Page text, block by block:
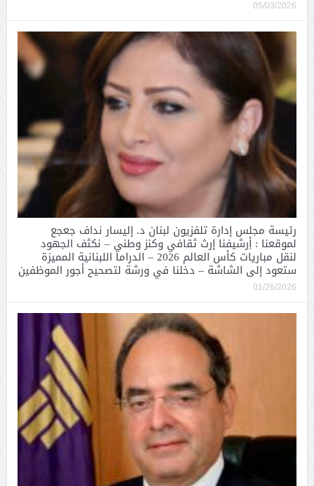
05/03/2026
رئيسة مجلس إدارة تلفزيون لبنان د. إليسار نداف جعجع
لموقعنا : أِرشيفنا إرث ثقافي وكنز وطني – نكثف الجهود
لنقل مباريات كأس العالم 2026 – الدراما اللبنانية المميزة
ستعود إلى الشاشة – دخلنا في ورشة لتصحيح أجور الموظفين
01/26/2026